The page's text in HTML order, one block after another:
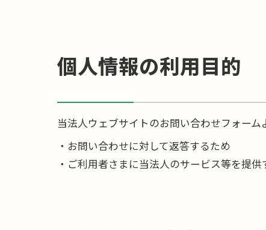
個人情報の利用目的
当法人ウェブサイトのお問い合わせフォー
お問い合わせに対して返答するため
ご利用者さまに当法人のサービス等を提供